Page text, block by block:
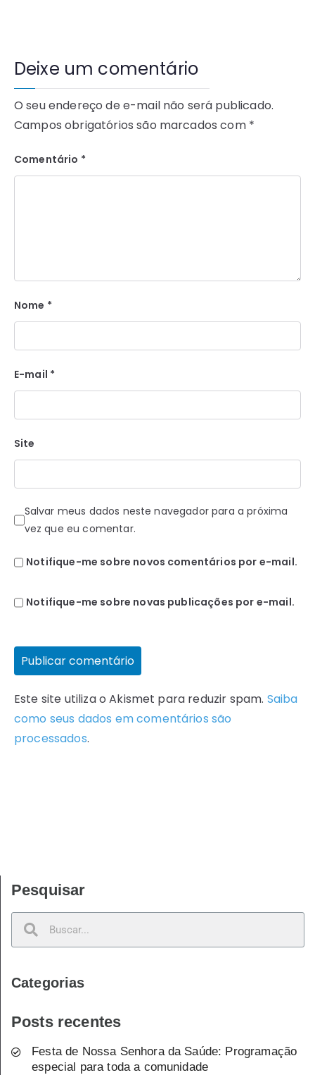
Deixe um comentário
O seu endereço de e-mail não será publicado.
Campos obrigatórios são marcados com *
Comentário *
Nome *
E-mail *
Site
Salvar meus dados neste navegador para a próxima
vez que eu comentar.
Notifique-me sobre novos comentários por e-mail.
Notifique-me sobre novas publicações por e-mail.
Este site utiliza o Akismet para reduzir spam. Saiba
como seus dados em comentários são
processados.
Pesquisar
Categorias
Posts recentes
Festa de Nossa Senhora da Saúde: Programação
especial para toda a comunidade